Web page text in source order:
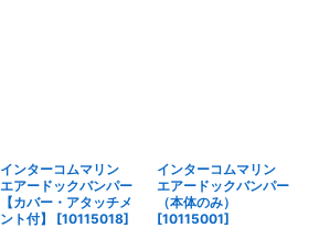
インターコムマリン
エアードックバンパー
【カバー・アタッチメ
ント付】
[10115018]
インターコムマリン
エアードックバンパー
（本体のみ）
[10115001]